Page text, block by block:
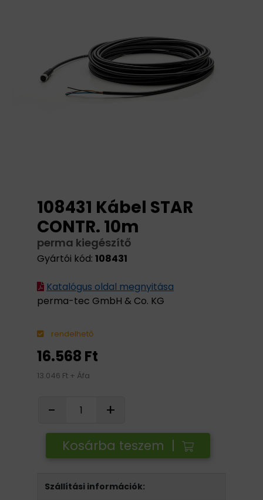
VÁSÁRLÁSI INFORMÁCIÓK
KAPCSOLAT
108431 Kábel STAR
CONTR. 10m
perma kiegészítő
Gyártói kód: 108431
Katalógus oldal megnyitása
perma-tec GmbH & Co. KG
rendelhető
16.568 Ft
13.046 Ft + Áfa
- +
Kosárba teszem |
Szállítási információk: